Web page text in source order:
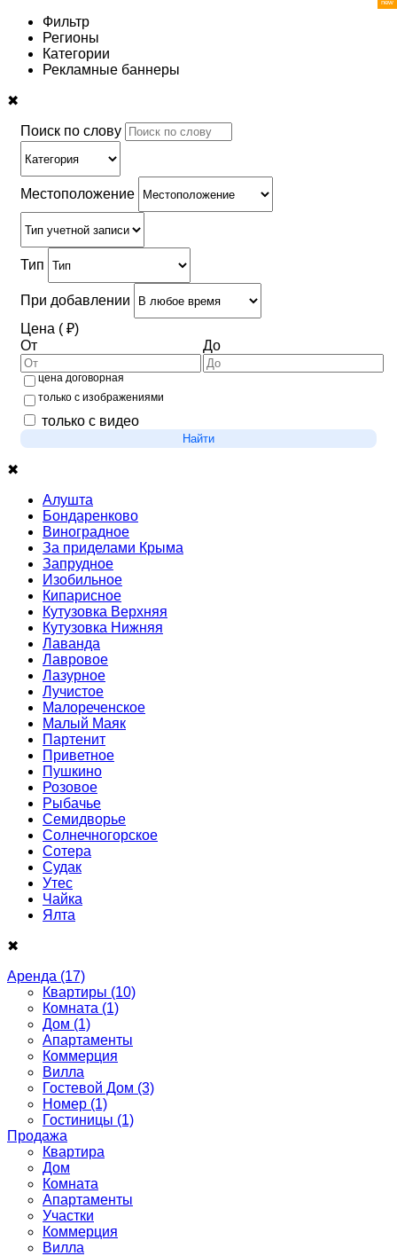
Фильтр
Регионы
Категории
Рекламные баннеры
✖
Поиск по слову
Местоположение
Тип
При добавлении
Цена ( ₽)
От
До
цена договорная
только с изображениями
только с видео
Найти
✖
Алушта
Бондаренково
Виноградное
За приделами Крыма
Запрудное
Изобильное
Кипарисное
Кутузовка Верхняя
Кутузовка Нижняя
Лаванда
Лавровое
Лазурное
Лучистое
Малореченское
Малый Маяк
Партенит
Приветное
Пушкино
Розовое
Рыбачье
Семидворье
Солнечногорское
Сотера
Судак
Утес
Чайка
Ялта
✖
Аренда (17)
Квартиры (10)
Комната (1)
Дом (1)
Апартаменты
Коммерция
Вилла
Гостевой Дом (3)
Номер (1)
Гостиницы (1)
Продажа
Квартира
Дом
Комнатa
Апартаменты
Участки
Коммерция
Виллa